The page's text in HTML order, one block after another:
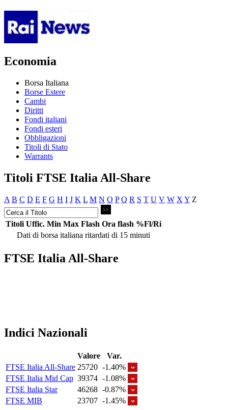
Economia
Borsa Italiana
Borse Estere
Cambi
Diritti
Fondi italiani
Fondi esteri
Obbligazioni
Titoli di Stato
Warrants
Titoli FTSE Italia All-Share
A B C D E F G H I J K L M N O P Q R S T U V W X Y Z
Titoli Uffic. Min Max Flash Ora flash %Fl/Ri
Dati di borsa italiana ritardati di 15 minuti
FTSE Italia All-Share
Indici Nazionali
Valore
Var.
FTSE Italia All-Share 25720 -1.40%
FTSE Italia Mid Cap 39374 -1.08%
FTSE Italia Star
46268 -0.87%
FTSE MIB
23707 -1.45%